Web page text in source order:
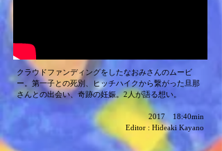
クラウドファンディングをしたなおみさんのムービ
ー。第一子との死別、ヒッチハイクから繋がった旦那
さんとの出会い、奇跡の妊娠。2人が語る想い。
2017 18:40min
​Editor : Hideaki Kayano